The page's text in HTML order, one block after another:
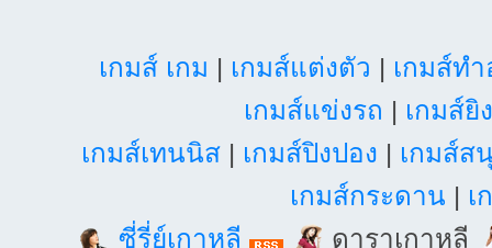
เกมส์ เกม | เกมส์แต่งตัว | เกมส์ท
เกมส์แข่งรถ | เกมส์ยิ
เกมส์เทนนิส| เกมส์ปิงปอง | เกมส์ส
เกมส์กระดาน | เ
ซี่รี่ย์เกาหลี
ดาราเกาหลี